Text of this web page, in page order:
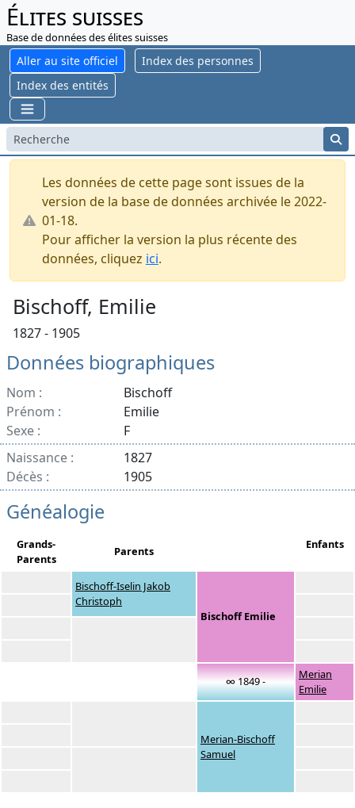
Élites suisses
Base de données des élites suisses
Aller au site officiel
Index des personnes
Index des entités
Les données de cette page sont issues de la
version de la base de données archivée le 2022-
01-18.
Pour afficher la version la plus récente des
données, cliquez ici.
Bischoff, Emilie
1827 - 1905
Données biographiques
Nom :
Bischoff
Prénom :
Emilie
Sexe :
F
Naissance :
1827
Décès :
1905
Généalogie
Grands-
Parents
Parents Enfants
Bischoff-Iselin Jakob
Christoph
Bischoff Emilie
∞ 1849 -
Merian
Emilie
Merian-Bischoff
Samuel